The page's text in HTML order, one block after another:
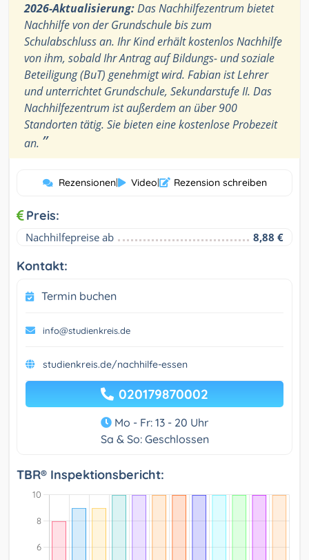
2026-Aktualisierung:Das Nachhilfezentrum bietet
Nachhilfe von der Grundschule bis zum
Schulabschluss an. Ihr Kind erhält kostenlos Nachhilfe
von ihm, sobald Ihr Antrag auf Bildungs- und soziale
Beteiligung (BuT) genehmigt wird. Fabian ist Lehrer
und unterrichtet Grundschule, Sekundarstufe II. Das
Nachhilfezentrum ist außerdem an über 900
Standorten tätig. Sie bieten eine kostenlose Probezeit
an. ”
Rezensionen| Video| Rezension schreiben
Preis:
Nachhilfepreise ab 8,88 €
Kontakt:
Termin buchen
info@studienkreis.de
studienkreis.de/nachhilfe-essen
020179870002
Mo - Fr: 13 - 20 Uhr
Sa & So: Geschlossen
TBR® Inspektionsbericht: